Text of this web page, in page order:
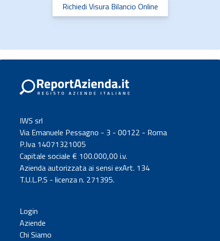
Richiedi Visura Bilancio Online
IWS srl
Via Emanuele Pessagno - 3 - 00122 - Roma
P.Iva 14071321005
Capitale sociale € 100.000,00 i.v.
Azienda autorizzata ai sensi exArt. 134
T.U.L.P.S - licenza n. 271395.
Login
Aziende
Chi Siamo